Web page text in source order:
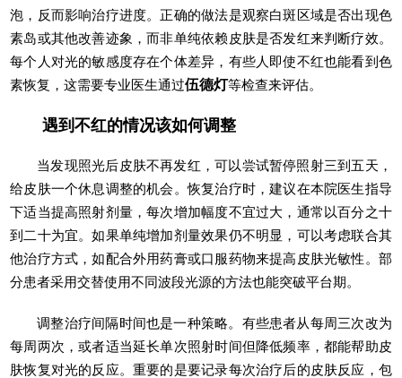
泡，反而影响治疗进度。正确的做法是观察白斑区域是否出现色
素岛或其他改善迹象，而非单纯依赖皮肤是否发红来判断疗效。
每个人对光的敏感度存在个体差异，有些人即使不红也能看到色
素恢复，这需要专业医生通过伍德灯等检查来评估。
遇到不红的情况该如何调整
当发现照光后皮肤不再发红，可以尝试暂停照射三到五天，
给皮肤一个休息调整的机会。恢复治疗时，建议在本院医生指导
下适当提高照射剂量，每次增加幅度不宜过大，通常以百分之十
到二十为宜。如果单纯增加剂量效果仍不明显，可以考虑联合其
他治疗方式，如配合外用药膏或口服药物来提高皮肤光敏性。部
分患者采用交替使用不同波段光源的方法也能突破平台期。
调整治疗间隔时间也是一种策略。有些患者从每周三次改为
每周两次，或者适当延长单次照射时间但降低频率，都能帮助皮
肤恢复对光的反应。重要的是要记录每次治疗后的皮肤反应，包